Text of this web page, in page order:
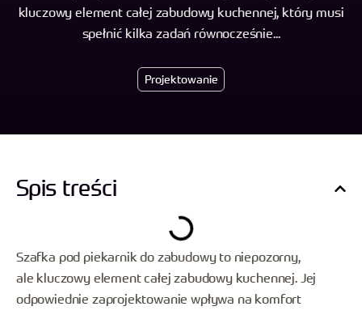
kluczowy element całej zabudowy kuchennej, który musi
spełnić kilka zadań równocześnie...
Projektowanie
Spis treści
Szafka pod piekarnik do zabudowy to niepozorny,
ale kluczowy element całej zabudowy kuchennej. Jej
odpowiednie zaprojektowanie wpływa na komfort